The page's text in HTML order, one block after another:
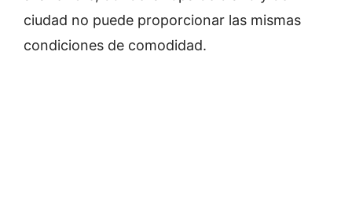
ciudad no puede proporcionar las mismas
condiciones de comodidad.